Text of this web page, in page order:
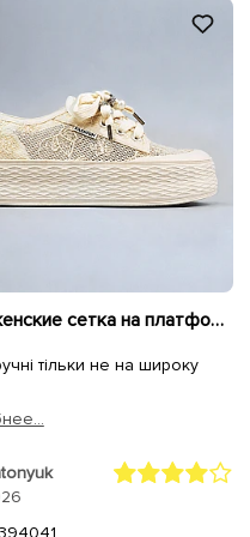
Кеды женские сетка на платформе 595413 Бежевые
тільки не на широку